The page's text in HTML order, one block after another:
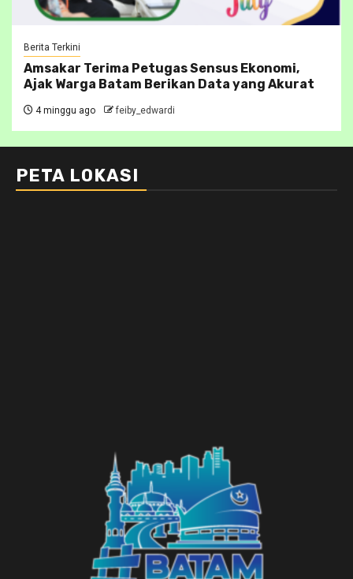
Berita Terkini
Amsakar Terima Petugas Sensus Ekonomi,
Ajak Warga Batam Berikan Data yang Akurat
4 minggu ago feiby_edwardi
PETA LOKASI